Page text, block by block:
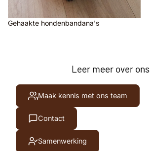
Gehaakte hondenbandana's
Leer meer over ons
Maak kennis met ons team
Contact
Samenwerking